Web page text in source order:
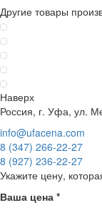
Другие товары
Наверх
Россия, г. Уфа, ул.
info@ufacena.com
8 (347) 266‑22‑27
8 (927) 236‑22‑27
Укажите цену,
Ваша цена *